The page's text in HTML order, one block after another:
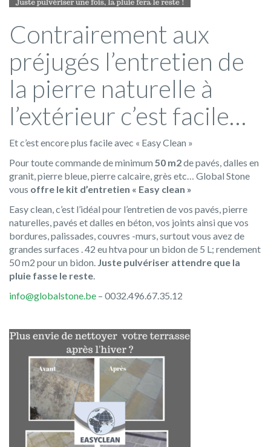
Contrairement aux
préjugés l’entretien de
la pierre naturelle à
l’extérieur c’est facile…
Et c’est encore plus facile avec « Easy Clean »
Pour toute commande de minimum 50 m2de pavés, dalles en
granit, pierre bleue, pierre calcaire, grès etc… Global Stone
vous offre le kit d’entretien « Easy clean »
Easy clean, c’est l’idéal pour l’entretien de vos pavés, pierre
naturelles, pavés et dalles en béton, vos joints ainsi que vos
bordures, palissades, couvres -murs, surtout vous avez de
grandes surfaces . 42 eu htva pour un bidon de 5 L; rendement
50 m2 pour un bidon. Juste pulvériser attendre que la
pluie fasse le reste.
info@globalstone.be – 0032.496.67.35.12